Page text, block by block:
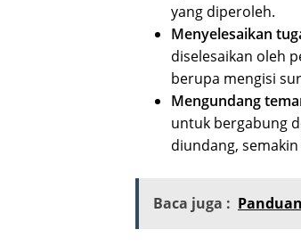
yang diperoleh.
Menyelesaikan
diselesaikan oleh
berupa mengisi
Mengundang
untuk bergabung
diundang,
Baca juga :